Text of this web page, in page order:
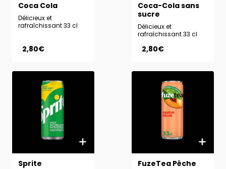
Coca Cola
Délicieux et
rafraîchissant 33 cl
2,80€
Coca-Cola sans
sucre
Délicieux et
rafraîchissant 33 cl
2,80€
Sprite FuzeTea Pêche